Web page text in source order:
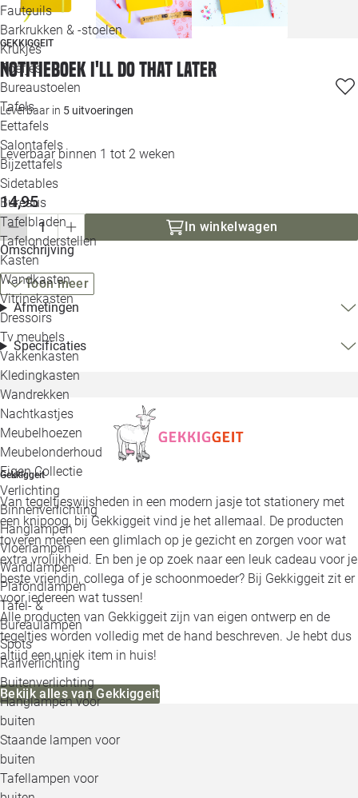
Fauteuils
Barkrukken & -stoelen
Krukjes
Poefjes
Bureaustoelen
Tafels
Eettafels
Salontafels
Bijzettafels
Sidetables
Bureaus
Tafelbladen
Tafelonderstellen
Kasten
Wandkasten
Vitrinekasten
Dressoirs
Tv meubels
Vakkenkasten
Kledingkasten
Wandrekken
Nachtkastjes
Meubelhoezen
Meubelonderhoud
Eigen Collectie
Verlichting
Binnenverlichting
Hanglampen
Vloerlampen
Wandlampen
Plafondlampen
Tafel- &
Bureaulampen
Spots
Railverlichting
Buitenverlichting
Hanglampen voor
buiten
Staande lampen voor
buiten
Tafellampen voor
GEKKIGGEIT
Notitieboek I'll do that later
Leverbaar in 5 uitvoeringen
Leverbaar binnen 1 tot 2 weken
14,95
In winkelwagen
Omschrijving
Toon meer
Afmetingen
Specificaties
Gekkiggeit
Van tegeltjeswijsheden in een modern jasje tot stationery met
een knipoog, bij Gekkiggeit vind je het allemaal. De producten
toveren meteen een glimlach op je gezicht en zorgen voor wat
extra vrolijkheid. En ben je op zoek naar een leuk cadeau voor je
beste vriendin, collega of je schoonmoeder? Bij Gekkiggeit zit er
voor iedereen wat tussen!
Alle producten van Gekkiggeit zijn van eigen ontwerp en de
tegeltjes worden volledig met de hand beschreven. Je hebt dus
altijd een uniek item in huis!
Bekijk alles van Gekkiggeit